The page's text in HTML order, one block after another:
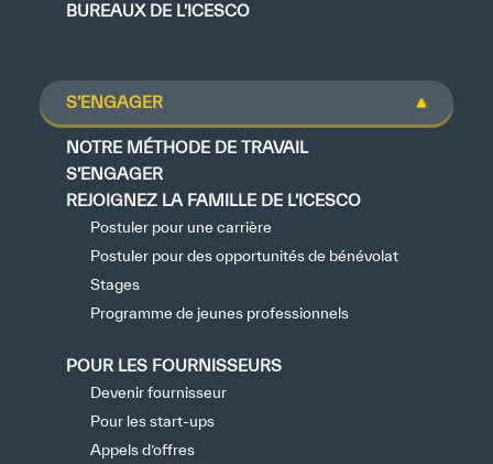
BUREAUX DE L’ICESCO
S’ENGAGER
NOTRE MÉTHODE DE TRAVAIL
S’ENGAGER
REJOIGNEZ LA FAMILLE DE L’ICESCO
Postuler pour une carrière
Postuler pour des opportunités de bénévolat
Stages
Programme de jeunes professionnels
POUR LES FOURNISSEURS
Devenir fournisseur
Pour les start-ups
Appels d’offres